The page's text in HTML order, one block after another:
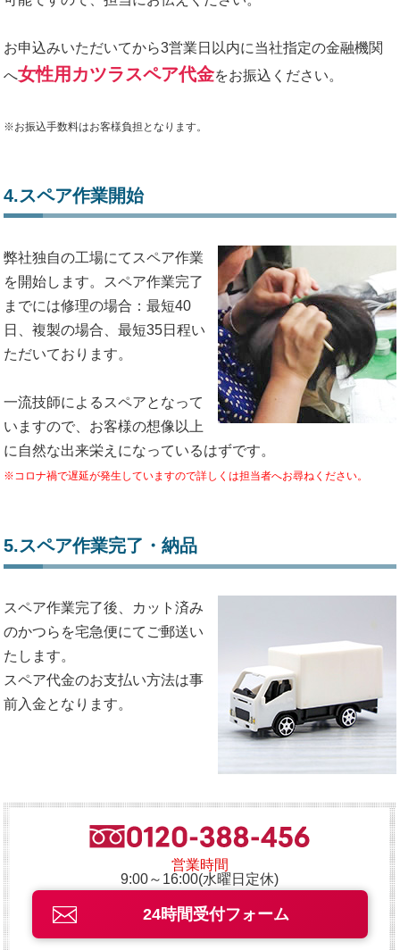
お申込みいただいてから3営業日以内に当社指定の金融機関
へ女性用カツラスペア代金をお振込ください。
※お振込手数料はお客様負担となります。
4.スペア作業開始
弊社独自の工場にてスペア作業
を開始します。スペア作業完了
までには修理の場合：最短40
日、複製の場合、最短35日程い
ただいております。
一流技師によるスペアとなって
いますので、お客様の想像以上
に自然な出来栄えになっているはずです。
※コロナ禍で遅延が発生していますので詳しくは担当者へお尋ねください。
5.スペア作業完了・納品
スペア作業完了後、カット済み
のかつらを宅急便にてご郵送い
たします。
スペア代金のお支払い方法は事
前入金となります。
営業時間
9:00～16:00(水曜日定休)
24時間受付フォーム